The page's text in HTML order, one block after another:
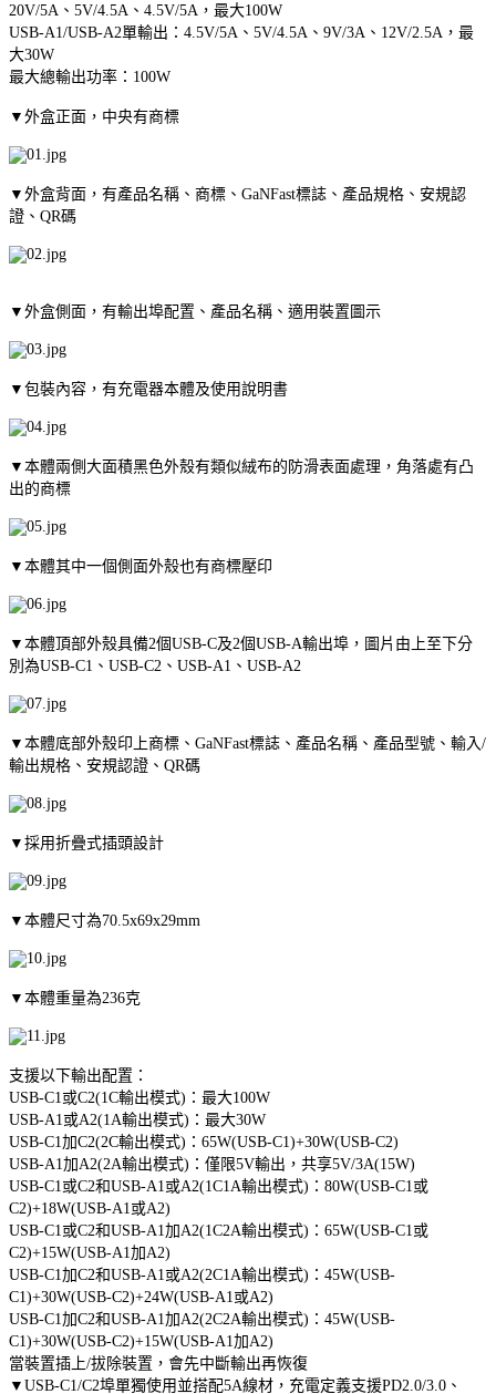
20V/5A、5V/4.5A、4.5V/5A，最大100W
USB-A1/USB-A2單輸出：4.5V/5A、5V/4.5A、9V/3A、12V/2.5A，最
大30W
最大總輸出功率：100W
▼外盒正面，中央有商標
▼外盒背面，有產品名稱、商標、GaNFast標誌、產品規格、安規認
證、QR碼
▼外盒側面，有輸出埠配置、產品名稱、適用裝置圖示
▼包裝內容，有充電器本體及使用說明書
▼本體兩側大面積黑色外殼有類似絨布的防滑表面處理，角落處有凸
出的商標
▼本體其中一個側面外殼也有商標壓印
▼本體頂部外殼具備2個USB-C及2個USB-A輸出埠，圖片由上至下分
別為USB-C1、USB-C2、USB-A1、USB-A2
▼本體底部外殼印上商標、GaNFast標誌、產品名稱、產品型號、輸入/
輸出規格、安規認證、QR碼
▼採用折疊式插頭設計
▼本體尺寸為70.5x69x29mm
▼本體重量為236克
支援以下輸出配置：
USB-C1或C2(1C輸出模式)：最大100W
USB-A1或A2(1A輸出模式)：最大30W
USB-C1加C2(2C輸出模式)：65W(USB-C1)+30W(USB-C2)
USB-A1加A2(2A輸出模式)：僅限5V輸出，共享5V/3A(15W)
USB-C1或C2和USB-A1或A2(1C1A輸出模式)：80W(USB-C1或
C2)+18W(USB-A1或A2)
USB-C1或C2和USB-A1加A2(1C2A輸出模式)：65W(USB-C1或
C2)+15W(USB-A1加A2)
USB-C1加C2和USB-A1或A2(2C1A輸出模式)：45W(USB-
C1)+30W(USB-C2)+24W(USB-A1或A2)
USB-C1加C2和USB-A1加A2(2C2A輸出模式)：45W(USB-
C1)+30W(USB-C2)+15W(USB-A1加A2)
當裝置插上/拔除裝置，會先中斷輸出再恢復
▼USB-C1/C2埠單獨使用並搭配5A線材，充電定義支援PD2.0/3.0、